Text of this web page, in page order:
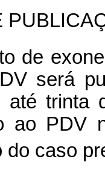
de
será
até trinta
ao PDV
caso